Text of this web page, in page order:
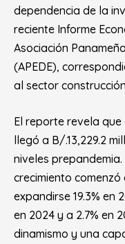
dependencia de la
reciente Informe
Asociación
(APEDE),
al sector
El reporte revela
llegó a B/.13,229.2
niveles
crecimiento
expandirse 19.3% en
en 2024 y a 2.7% en
dinamismo y una